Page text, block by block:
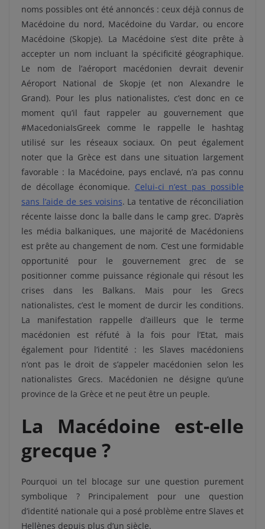
noms possibles ont été annoncés : ceux déjà connus de
Macédoine du nord, Macédoine du Vardar, ou encore
Macédoine (Skopje). La Macédoine s’est dite prête à
accepter un nom incluant la spécificité géographique.
Le nom de l’aéroport macédonien devrait devenir
Aéroport National de Skopje (et non Alexandre le
Grand). Pour les plus nationalistes, c’est donc en ce
moment qu’il faut rappeler au gouvernement que
#MacedoniaIsGreek comme le rappelle le hashtag
utilisé sur les réseaux sociaux. On peut également
noter que la Grèce est dans une situation largement
favorable : la Macédoine, pays enclavé, n’a pas connu
de décollage économique. Celui-ci n’est pas possible
sans l’aide de ses voisins. La tentative de réconciliation
récente laisse donc la balle dans le camp grec. D’après
les média balkaniques, une majorité de Macédoniens
est prête au changement de nom. C’est une formidable
opportunité pour le gouvernement grec de se
positionner comme puissance régionale qui résout les
crises dans les Balkans. Mais pour les Grecs
nationalistes, c’est le moment de durcir les conditions.
La manifestation rappelle d’ailleurs que le terme
macédonien est réfuté à la fois pour l’Etat, mais
également pour l’identité : les Slaves macédoniens
n’ont pas le droit de s’appeler macédonien selon les
nationalistes Grecs. Macédonien ne désigne qu’une
province de la Grèce et ne peut être un peuple.
La Macédoine est-elle
grecque ?
Pourquoi un tel blocage sur une question purement
symbolique ? Principalement pour une question
d’identité nationale qui a posé problème entre Slaves et
Hellènes depuis plus d’un siècle.